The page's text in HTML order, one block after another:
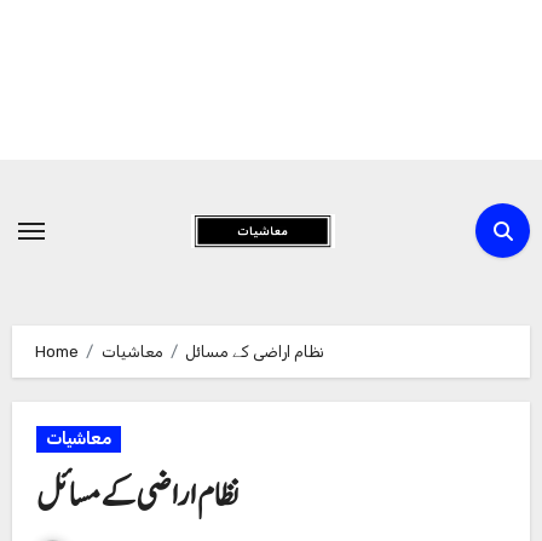
Content
Home معاشیات نظام اراضی کے مسائل
معاشیات
نظام اراضی کے مسائل